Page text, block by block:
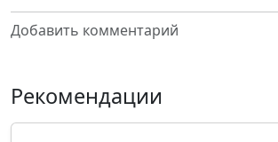
Добавить комментарий
Рекомендации